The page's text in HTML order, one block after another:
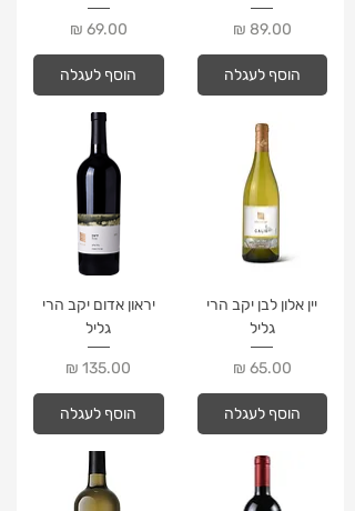
מחיר
הוסף לעגלה
מחיר
הוסף לעגלה
יין אלון לבן יקב הרי
גליל
מחיר
הוסף לעגלה
יראון אדום יקב הרי
גליל
מחיר
הוסף לעגלה